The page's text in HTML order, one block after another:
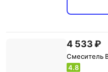
4 533 ₽
Смеситель
4.8